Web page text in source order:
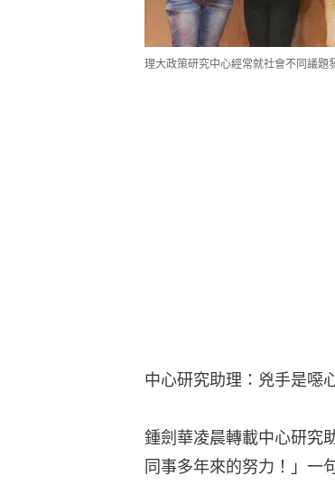
理大政策研究中心經常就社會不同議題
中心研究助理：兇手是噁
鍾劍華凌晨轉載中心研究
同事多年來的努力！」一